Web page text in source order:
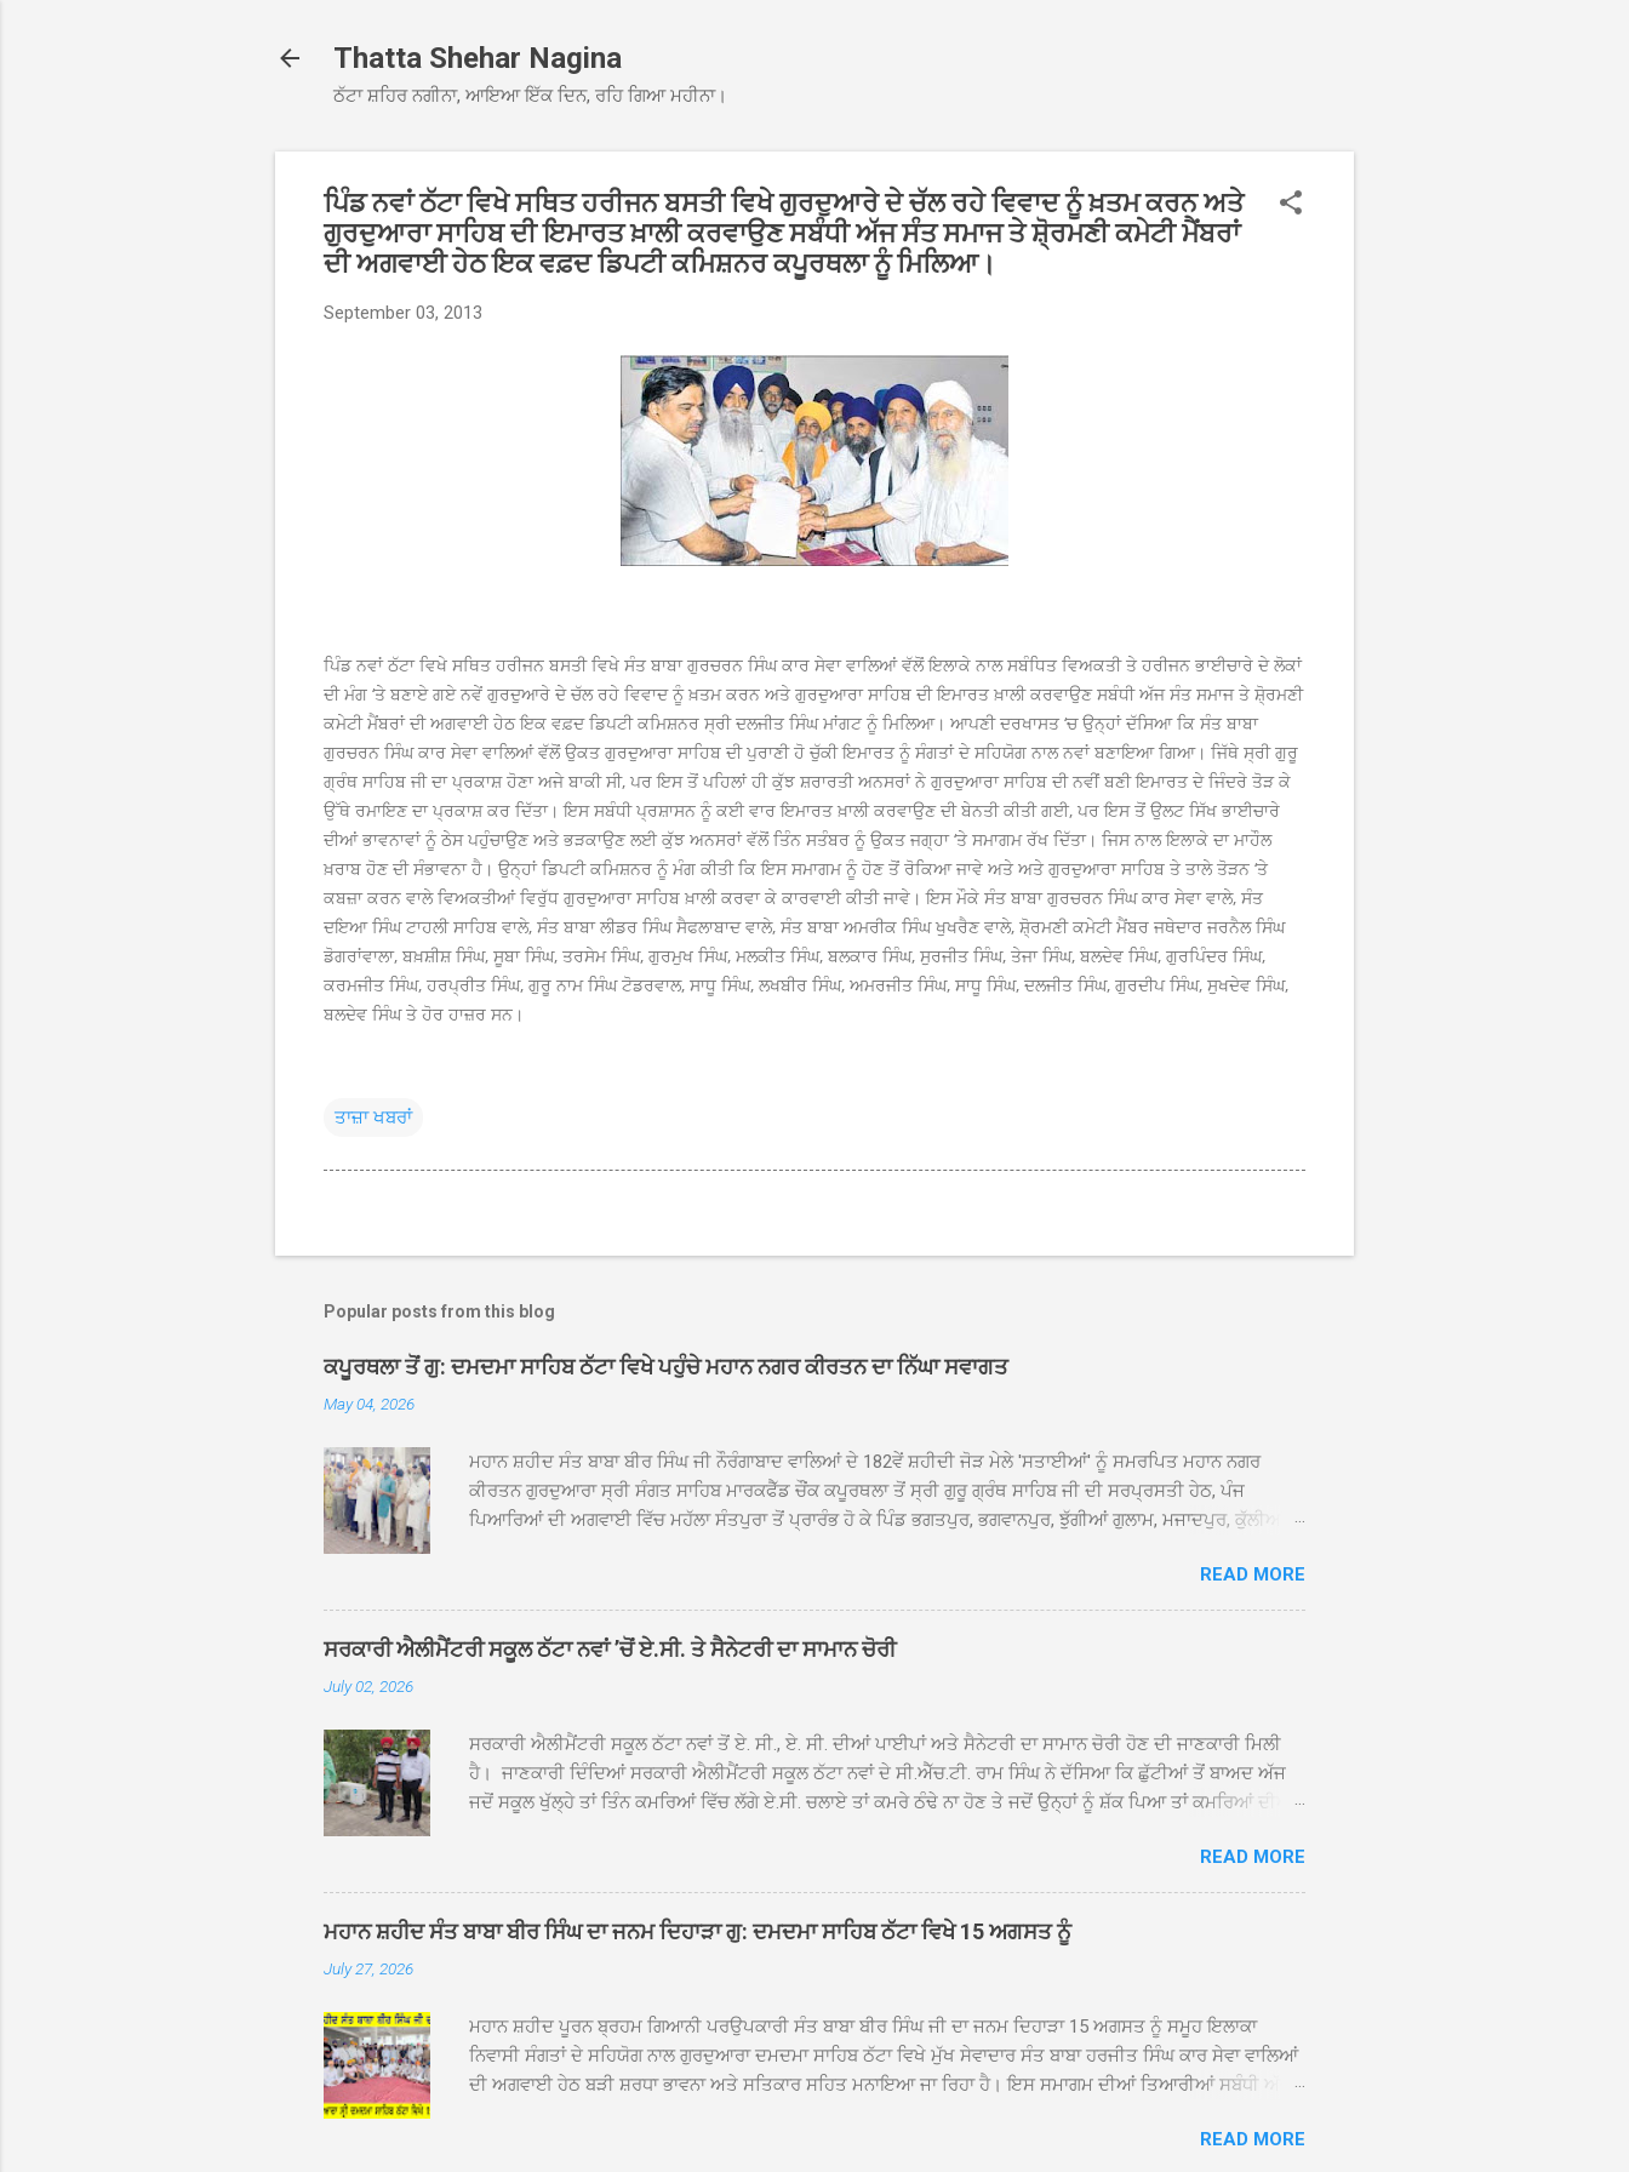
Thatta Shehar Nagina
ਠੱਟਾ ਸ਼ਹਿਰ ਨਗੀਨਾ, ਆਇਆ ਇੱਕ ਦਿਨ, ਰਹਿ ਗਿਆ ਮਹੀਨਾ।
ਪਿੰਡ ਨਵਾਂ ਠੱਟਾ ਵਿਖੇ ਸਥਿਤ ਹਰੀਜਨ ਬਸਤੀ ਵਿਖੇ ਗੁਰਦੁਆਰੇ ਦੇ ਚੱਲ ਰਹੇ ਵਿਵਾਦ ਨੂੰ ਖ਼ਤਮ ਕਰਨ ਅਤੇ
ਗੁਰਦੁਆਰਾ ਸਾਹਿਬ ਦੀ ਇਮਾਰਤ ਖ਼ਾਲੀ ਕਰਵਾਉਣ ਸਬੰਧੀ ਅੱਜ ਸੰਤ ਸਮਾਜ ਤੇ ਸ਼ੋ੍ਰਮਣੀ ਕਮੇਟੀ ਮੈਂਬਰਾਂ
ਦੀ ਅਗਵਾਈ ਹੇਠ ਇਕ ਵਫ਼ਦ ਡਿਪਟੀ ਕਮਿਸ਼ਨਰ ਕਪੂਰਥਲਾ ਨੂੰ ਮਿਲਿਆ।
September 03, 2013
ਪਿੰਡ ਨਵਾਂ ਠੱਟਾ ਵਿਖੇ ਸਥਿਤ ਹਰੀਜਨ ਬਸਤੀ ਵਿਖੇ ਸੰਤ ਬਾਬਾ ਗੁਰਚਰਨ ਸਿੰਘ ਕਾਰ ਸੇਵਾ ਵਾਲਿਆਂ ਵੱਲੋਂ ਇਲਾਕੇ ਨਾਲ ਸਬੰਧਿਤ ਵਿਅਕਤੀ ਤੇ ਹਰੀਜਨ ਭਾਈਚਾਰੇ ਦੇ ਲੋਕਾਂ
ਦੀ ਮੰਗ ‘ਤੇ ਬਣਾਏ ਗਏ ਨਵੇਂ ਗੁਰਦੁਆਰੇ ਦੇ ਚੱਲ ਰਹੇ ਵਿਵਾਦ ਨੂੰ ਖ਼ਤਮ ਕਰਨ ਅਤੇ ਗੁਰਦੁਆਰਾ ਸਾਹਿਬ ਦੀ ਇਮਾਰਤ ਖ਼ਾਲੀ ਕਰਵਾਉਣ ਸਬੰਧੀ ਅੱਜ ਸੰਤ ਸਮਾਜ ਤੇ ਸ਼ੋ੍ਰਮਣੀ
ਕਮੇਟੀ ਮੈਂਬਰਾਂ ਦੀ ਅਗਵਾਈ ਹੇਠ ਇਕ ਵਫ਼ਦ ਡਿਪਟੀ ਕਮਿਸ਼ਨਰ ਸ੍ਰੀ ਦਲਜੀਤ ਸਿੰਘ ਮਾਂਗਟ ਨੂੰ ਮਿਲਿਆ। ਆਪਣੀ ਦਰਖਾਸਤ ‘ਚ ਉਨ੍ਹਾਂ ਦੱਸਿਆ ਕਿ ਸੰਤ ਬਾਬਾ
ਗੁਰਚਰਨ ਸਿੰਘ ਕਾਰ ਸੇਵਾ ਵਾਲਿਆਂ ਵੱਲੋਂ ਉਕਤ ਗੁਰਦੁਆਰਾ ਸਾਹਿਬ ਦੀ ਪੁਰਾਣੀ ਹੋ ਚੁੱਕੀ ਇਮਾਰਤ ਨੂੰ ਸੰਗਤਾਂ ਦੇ ਸਹਿਯੋਗ ਨਾਲ ਨਵਾਂ ਬਣਾਇਆ ਗਿਆ। ਜਿੱਥੇ ਸ੍ਰੀ ਗੁਰੂ
ਗ੍ਰੰਥ ਸਾਹਿਬ ਜੀ ਦਾ ਪ੍ਰਕਾਸ਼ ਹੋਣਾ ਅਜੇ ਬਾਕੀ ਸੀ, ਪਰ ਇਸ ਤੋਂ ਪਹਿਲਾਂ ਹੀ ਕੁੱਝ ਸ਼ਰਾਰਤੀ ਅਨਸਰਾਂ ਨੇ ਗੁਰਦੁਆਰਾ ਸਾਹਿਬ ਦੀ ਨਵੀਂ ਬਣੀ ਇਮਾਰਤ ਦੇ ਜਿੰਦਰੇ ਤੋੜ ਕੇ
ਉੱਥੇ ਰਮਾਇਣ ਦਾ ਪ੍ਰਕਾਸ਼ ਕਰ ਦਿੱਤਾ। ਇਸ ਸਬੰਧੀ ਪ੍ਰਸ਼ਾਸਨ ਨੂੰ ਕਈ ਵਾਰ ਇਮਾਰਤ ਖ਼ਾਲੀ ਕਰਵਾਉਣ ਦੀ ਬੇਨਤੀ ਕੀਤੀ ਗਈ, ਪਰ ਇਸ ਤੋਂ ਉਲਟ ਸਿੱਖ ਭਾਈਚਾਰੇ
ਦੀਆਂ ਭਾਵਨਾਵਾਂ ਨੂੰ ਠੇਸ ਪਹੁੰਚਾਉਣ ਅਤੇ ਭੜਕਾਉਣ ਲਈ ਕੁੱਝ ਅਨਸਰਾਂ ਵੱਲੋਂ ਤਿੰਨ ਸਤੰਬਰ ਨੂੰ ਉਕਤ ਜਗ੍ਹਾ ‘ਤੇ ਸਮਾਗਮ ਰੱਖ ਦਿੱਤਾ। ਜਿਸ ਨਾਲ ਇਲਾਕੇ ਦਾ ਮਾਹੌਲ
ਖ਼ਰਾਬ ਹੋਣ ਦੀ ਸੰਭਾਵਨਾ ਹੈ। ਉਨ੍ਹਾਂ ਡਿਪਟੀ ਕਮਿਸ਼ਨਰ ਨੂੰ ਮੰਗ ਕੀਤੀ ਕਿ ਇਸ ਸਮਾਗਮ ਨੂੰ ਹੋਣ ਤੋਂ ਰੋਕਿਆ ਜਾਵੇ ਅਤੇ ਅਤੇ ਗੁਰਦੁਆਰਾ ਸਾਹਿਬ ਤੇ ਤਾਲੇ ਤੋੜਨ ‘ਤੇ
ਕਬਜ਼ਾ ਕਰਨ ਵਾਲੇ ਵਿਅਕਤੀਆਂ ਵਿਰੁੱਧ ਗੁਰਦੁਆਰਾ ਸਾਹਿਬ ਖ਼ਾਲੀ ਕਰਵਾ ਕੇ ਕਾਰਵਾਈ ਕੀਤੀ ਜਾਵੇ। ਇਸ ਮੌਕੇ ਸੰਤ ਬਾਬਾ ਗੁਰਚਰਨ ਸਿੰਘ ਕਾਰ ਸੇਵਾ ਵਾਲੇ, ਸੰਤ
ਦਇਆ ਸਿੰਘ ਟਾਹਲੀ ਸਾਹਿਬ ਵਾਲੇ, ਸੰਤ ਬਾਬਾ ਲੀਡਰ ਸਿੰਘ ਸੈਫਲਾਬਾਦ ਵਾਲੇ, ਸੰਤ ਬਾਬਾ ਅਮਰੀਕ ਸਿੰਘ ਖੁਖਰੈਣ ਵਾਲੇ, ਸ਼ੋ੍ਰਮਣੀ ਕਮੇਟੀ ਮੈਂਬਰ ਜਥੇਦਾਰ ਜਰਨੈਲ ਸਿੰਘ
ਡੋਗਰਾਂਵਾਲਾ, ਬਖ਼ਸ਼ੀਸ਼ ਸਿੰਘ, ਸੂਬਾ ਸਿੰਘ, ਤਰਸੇਮ ਸਿੰਘ, ਗੁਰਮੁਖ ਸਿੰਘ, ਮਲਕੀਤ ਸਿੰਘ, ਬਲਕਾਰ ਸਿੰਘ, ਸੁਰਜੀਤ ਸਿੰਘ, ਤੇਜਾ ਸਿੰਘ, ਬਲਦੇਵ ਸਿੰਘ, ਗੁਰਪਿੰਦਰ ਸਿੰਘ,
ਕਰਮਜੀਤ ਸਿੰਘ, ਹਰਪ੍ਰੀਤ ਸਿੰਘ, ਗੁਰੂ ਨਾਮ ਸਿੰਘ ਟੋਡਰਵਾਲ, ਸਾਧੂ ਸਿੰਘ, ਲਖਬੀਰ ਸਿੰਘ, ਅਮਰਜੀਤ ਸਿੰਘ, ਸਾਧੂ ਸਿੰਘ, ਦਲਜੀਤ ਸਿੰਘ, ਗੁਰਦੀਪ ਸਿੰਘ, ਸੁਖਦੇਵ ਸਿੰਘ,
ਬਲਦੇਵ ਸਿੰਘ ਤੇ ਹੋਰ ਹਾਜ਼ਰ ਸਨ।
ਤਾਜ਼ਾ ਖਬਰਾਂ
Popular posts from this blog
ਕਪੂਰਥਲਾ ਤੋਂ ਗੁ: ਦਮਦਮਾ ਸਾਹਿਬ ਠੱਟਾ ਵਿਖੇ ਪਹੁੰਚੇ ਮਹਾਨ ਨਗਰ ਕੀਰਤਨ ਦਾ ਨਿੱਘਾ ਸਵਾਗਤ
May 04, 2026
ਮਹਾਨ ਸ਼ਹੀਦ ਸੰਤ ਬਾਬਾ ਬੀਰ ਸਿੰਘ ਜੀ ਨੌਰੰਗਾਬਾਦ ਵਾਲਿਆਂ ਦੇ 182ਵੇਂ ਸ਼ਹੀਦੀ ਜੋੜ ਮੇਲੇ 'ਸਤਾਈਆਂ' ਨੂੰ ਸਮਰਪਿਤ ਮਹਾਨ ਨਗਰ
ਕੀਰਤਨ ਗੁਰਦੁਆਰਾ ਸ੍ਰੀ ਸੰਗਤ ਸਾਹਿਬ ਮਾਰਕਫੈੱਡ ਚੌਂਕ ਕਪੂਰਥਲਾ ਤੋਂ ਸ੍ਰੀ ਗੁਰੂ ਗ੍ਰੰਥ ਸਾਹਿਬ ਜੀ ਦੀ ਸਰਪ੍ਰਸਤੀ ਹੇਠ, ਪੰਜ
ਪਿਆਰਿਆਂ ਦੀ ਅਗਵਾਈ ਵਿੱਚ ਮਹੱਲਾ ਸੰਤਪੁਰਾ ਤੋਂ ਪ੍ਰਾਰੰਭ ਹੋ ਕੇ ਪਿੰਡ ਭਗਤਪੁਰ, ਭਗਵਾਨਪੁਰ, ਝੁੱਗੀਆਂ ਗੁਲਾਮ, ਮਜਾਦਪੁਰ, ਕੁੱਲੀਆਂ,
ਦਮਦਮਾ ਸਾਹਿਬ ਠੱਟਾ ਵਿਖੇ ਪਹੁੰਚਿਆ। ਨਗਰ ਕੀਰਤਨ ਦੇ ਗੁਰਦੁਆਰਾ ਸ੍ਰੀ ਦਮਦਮਾ ਸਾਹਿਬ ਠੱਟਾ ਵਿਖੇ ਪਹੁੰਚਣ ’ਤੇ ਮੁੱਖ ਸੇਵਾਦਾਰ
ਸੰਤ ਬਾਬਾ ਹਰਜੀਤ ਸਿੰਘ ਤੇ ਇਲਾਕੇ ਦੀਆਂ ਸੰਗਤਾਂ ਵੱਲੋਂ ਜੈਕਾਰਿਆਂ ਦੀ ਗੂੰਜ ਵਿਚ ਨਿੱਘਾ ਸਵਾਗਤ ਕੀਤਾ ਗਿਆ। ਗੁਰਦੁਆਰਾ ਸ੍ਰੀ
ਦਮਦਮਾ ਸਾਹਿਬ ਠੱਟਾ ਵਿਖੇ ਨਗਰ ਕੀਰਤਨ ਦੇ ਸਮਾਪਤੀ ਦੀ ਅਰਦਾਸ ਹੋਈ। ਇਸ ਮੌਕੇ ਪੰਜ ਪਿਆਰੇ ਸਾਹਿਬਾਨ ਤੇ ਨਗਰ ਕੀਰਤਨ ਦੇ
ਪ੍ਰਬੰਧਕਾਂ ਦਾ ਗੁਰਦੁਆਰਾ ਦਮਦਮਾ ਸਾਹਿਬ ਠੱਟਾ ਦੇ ਮੁੱਖ ਸੇਵਾਦਾਰ ਸੰਤ ਬਾਬਾ ਹਰਜੀਤ ਸਿੰਘ ਵੱਲੋਂ ਸਿਰੋਪਾਓ ਦੇ ਕੇ ਵਿਸ਼ੇਸ਼ ਤੌਰ ’ਤੇ
READ MORE
ਸਰਕਾਰੀ ਐਲੀਮੈਂਟਰੀ ਸਕੂਲ ਠੱਟਾ ਨਵਾਂ ’ਚੋਂ ਏ.ਸੀ. ਤੇ ਸੈਨੇਟਰੀ ਦਾ ਸਾਮਾਨ ਚੋਰੀ
July 02, 2026
ਸਰਕਾਰੀ ਐਲੀਮੈਂਟਰੀ ਸਕੂਲ ਠੱਟਾ ਨਵਾਂ ਤੋਂ ਏ. ਸੀ., ਏ. ਸੀ. ਦੀਆਂ ਪਾਈਪਾਂ ਅਤੇ ਸੈਨੇਟਰੀ ਦਾ ਸਾਮਾਨ ਚੋਰੀ ਹੋਣ ਦੀ ਜਾਣਕਾਰੀ ਮਿਲੀ
ਹੈ। ਜਾਣਕਾਰੀ ਦਿੰਦਿਆਂ ਸਰਕਾਰੀ ਐਲੀਮੈਂਟਰੀ ਸਕੂਲ ਠੱਟਾ ਨਵਾਂ ਦੇ ਸੀ.ਐੱਚ.ਟੀ. ਰਾਮ ਸਿੰਘ ਨੇ ਦੱਸਿਆ ਕਿ ਛੁੱਟੀਆਂ ਤੋਂ ਬਾਅਦ ਅੱਜ
ਜਦੋਂ ਸਕੂਲ ਖੁੱਲ੍ਹੇ ਤਾਂ ਤਿੰਨ ਕਮਰਿਆਂ ਵਿੱਚ ਲੱਗੇ ਏ.ਸੀ. ਚਲਾਏ ਤਾਂ ਕਮਰੇ ਠੰਢੇ ਨਾ ਹੋਣ ਤੇ ਜਦੋਂ ਉਨ੍ਹਾਂ ਨੂੰ ਸ਼ੱਕ ਪਿਆ ਤਾਂ ਕਮਰਿਆਂ ਦੀਆਂ
ਹੋਈਆਂ ਸਨ। ਉਨ੍ਹਾਂ ਦੱਸਿਆ ਕਿ ਉਹ ਛੁੱਟੀਆਂ ਦੌਰਾਨ ਵੀ ਸਕੂਲ ਗੇੜਾ ਮਾਰਦੇ ਸਨ ਅਤੇ 20 ਜੂਨ ਤੱਕ ਸਭ ਠੀਕ ਸੀ। ਚੋਰੀ ਦੀ ਘਟਨਾ
20 ਤੋਂ 30 ਜੂਨ ਵਿਚਕਾਰ ਹੋਈ ਜਾਪਦੀ ਹੈ। ਇਸ ਮੌਕੇ ਸਕੂਲ ਸਟਾਫ ਮੈਂਬਰਾਂ ਅੰਜੂ ਬਾਲਾ, ਹਰਜੀਤ ਕੌਰ, ਕਮਲਪ੍ਰੀਤ ਕੌਰ ਅਤੇ ਹਰਵਿੰਦਰ
ਸਿੰਘ ਟੋਡਰਵਾਲ ਨੇ ਦੱਸਿਆ ਕਿ ਸਕੂਲ ਵਿੱਚ ਪਿਛਲੇ ਸਾਲ ਤਿੰਨ ਏ. ਸੀ. ਲਾਉਣ ਦੀ ਸੇਵਾ ਸੀ.ਐੱਚ.ਟੀ. ਰਾਮ ਸਿੰਘ ਵੱਲੋਂ ਕੀਤੀ ਗਈ ਸੀ
ਜਿਸ ਦੀ ਮਾਪਿਆਂ ਨੇ ਖੂਬ ਪ੍ਰਸੰਸਾ ਕੀਤੀ ਸੀ। ਉਨ੍ਹਾਂ ਦੱਸਿਆ ਕਿ ਏਸੀ ਚੋਰੀ ਹੋਣ ਨਾਲ ਬੱਚਿਆਂ ਦੇ ਮਾਪਿਆਂ ਵਿੱਚ ਭਾਰੀ ਰੋਸ ਹੈ ਅਤੇ
READ MORE
ਮਹਾਨ ਸ਼ਹੀਦ ਸੰਤ ਬਾਬਾ ਬੀਰ ਸਿੰਘ ਦਾ ਜਨਮ ਦਿਹਾੜਾ ਗੁ: ਦਮਦਮਾ ਸਾਹਿਬ ਠੱਟਾ ਵਿਖੇ 15 ਅਗਸਤ ਨੂੰ
July 27, 2026
ਮਹਾਨ ਸ਼ਹੀਦ ਪੂਰਨ ਬ੍ਰਹਮ ਗਿਆਨੀ ਪਰਉਪਕਾਰੀ ਸੰਤ ਬਾਬਾ ਬੀਰ ਸਿੰਘ ਜੀ ਦਾ ਜਨਮ ਦਿਹਾੜਾ 15 ਅਗਸਤ ਨੂੰ ਸਮੂਹ ਇਲਾਕਾ
ਨਿਵਾਸੀ ਸੰਗਤਾਂ ਦੇ ਸਹਿਯੋਗ ਨਾਲ ਗੁਰਦੁਆਰਾ ਦਮਦਮਾ ਸਾਹਿਬ ਠੱਟਾ ਵਿਖੇ ਮੁੱਖ ਸੇਵਾਦਾਰ ਸੰਤ ਬਾਬਾ ਹਰਜੀਤ ਸਿੰਘ ਕਾਰ ਸੇਵਾ ਵਾਲਿਆਂ
ਦੀ ਅਗਵਾਈ ਹੇਠ ਬੜੀ ਸ਼ਰਧਾ ਭਾਵਨਾ ਅਤੇ ਸਤਿਕਾਰ ਸਹਿਤ ਮਨਾਇਆ ਜਾ ਰਿਹਾ ਹੈ। ਇਸ ਸਮਾਗਮ ਦੀਆਂ ਤਿਆਰੀਆਂ ਸਬੰਧੀ ਅੱਜ
ਹੇਠ ਹੋਈ ਜਿਸ ਵਿਚ ਸਮੁੱਚੇ ਇਲਾਕੇ ਦੀਆਂ ਵੱਡੀ ਗਿਣਤੀ ਵਿੱਚਸੰਗਤਾਂ ਨੇ ਭਾਗ ਲਿਆ ਅਤੇ ਆਪੋ ਆਪਣੇ ਵਿਚਾਰ ਸਾਂਝੇ ਕੀਤੇ। ਇਸ ਸਬੰਧੀ
READ MORE